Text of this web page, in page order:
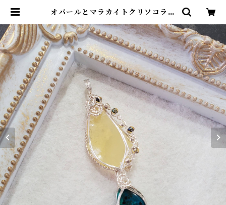
オパールとマラカイトクリソコラの
マギ